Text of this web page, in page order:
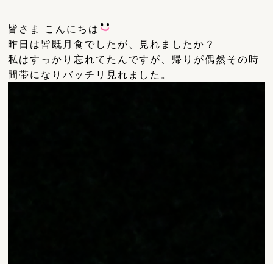
皆さま こんにちは
昨日は皆既月食でしたが、見れましたか？
私はすっかり忘れてたんですが、帰りが偶然その時
間帯になりバッチリ見れました。